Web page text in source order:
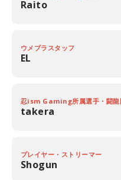
Raito
ウメブラスタッフ
EL
忍ism Gaming所属選手・闘龍
takera
プレイヤー・ストリーマー
Shogun